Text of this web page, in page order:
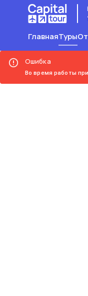
ГлавнаяТуры
Ошибка
Во время работы